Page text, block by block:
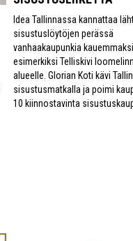
Idea Tallinnassa kannattaa
sisustuslöytöjen perässä
vanhaakaupunkia
esimerkiksi Telliskivi
alueelle. Glorian Koti kävi
sisustusmatkalla ja poimi
10 kiinnostavinta